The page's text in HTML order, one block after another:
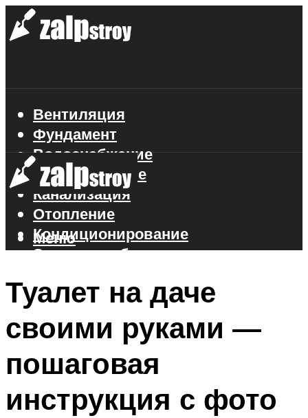
Вентиляция
Фундамент
Водоснабжение
Газоснабжение
Канализация
Отопление
Кондиционирование
Электроснабжение
Меню
Меню
Туалет на даче
своими руками —
пошаговая
инструкция с фото